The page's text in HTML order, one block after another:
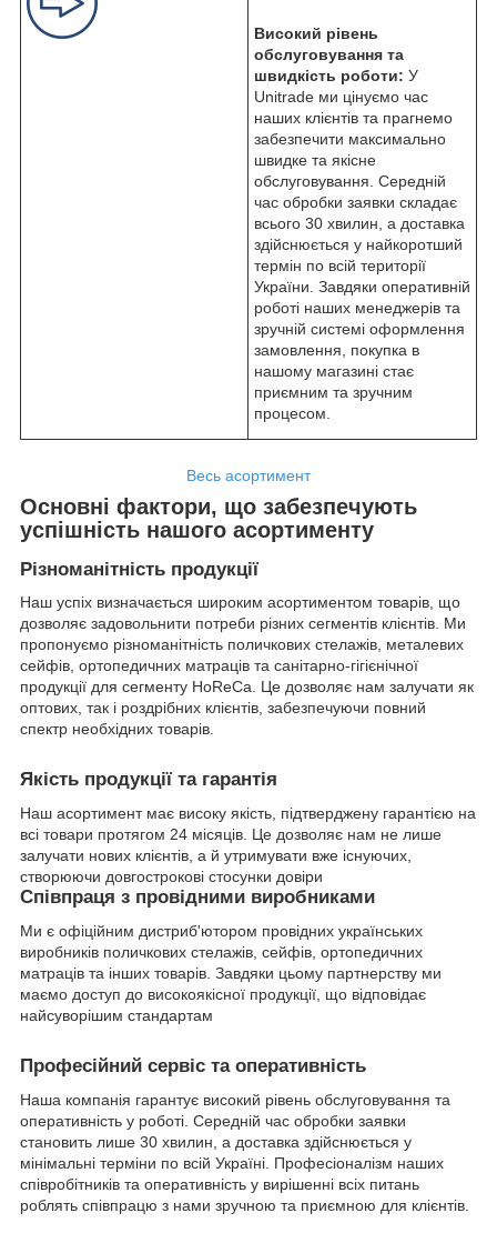
Високий рівень
обслуговування та
швидкість роботи: У
Unitrade ми цінуємо час
наших клієнтів та прагнемо
забезпечити максимально
швидке та якісне
обслуговування. Середній
час обробки заявки складає
всього 30 хвилин, а доставка
здійснюється у найкоротший
термін по всій території
України. Завдяки оперативній
роботі наших менеджерів та
зручній системі оформлення
замовлення, покупка в
нашому магазині стає
приємним та зручним
процесом.
Весь асортимент
Основні фактори, що забезпечують
успішність нашого асортименту
Різноманітність продукції
Наш успіх визначається широким асортиментом товарів, що
дозволяє задовольнити потреби різних сегментів клієнтів. Ми
пропонуємо різноманітність поличкових стелажів, металевих
сейфів, ортопедичних матраців та санітарно-гігієнічної
продукції для сегменту HoReCa. Це дозволяє нам залучати як
оптових, так і роздрібних клієнтів, забезпечуючи повний
спектр необхідних товарів.
Якість продукції та гарантія
Наш асортимент має високу якість, підтверджену гарантією на
всі товари протягом 24 місяців. Це дозволяє нам не лише
залучати нових клієнтів, а й утримувати вже існуючих,
створюючи довгострокові стосунки довіри
Співпраця з провідними виробниками
Ми є офіційним дистриб'ютором провідних українських
виробників поличкових стелажів, сейфів, ортопедичних
матраців та інших товарів. Завдяки цьому партнерству ми
маємо доступ до високоякісної продукції, що відповідає
найсуворішим стандартам
Професійний сервіс та оперативність
Наша компанія гарантує високий рівень обслуговування та
оперативність у роботі. Середній час обробки заявки
становить лише 30 хвилин, а доставка здійснюється у
мінімальні терміни по всій Україні. Професіоналізм наших
співробітників та оперативність у вирішенні всіх питань
роблять співпрацю з нами зручною та приємною для клієнтів.